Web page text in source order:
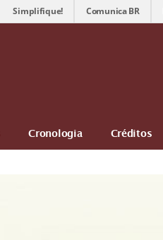
Simplifique! Comunica BR
Cronologia Créditos